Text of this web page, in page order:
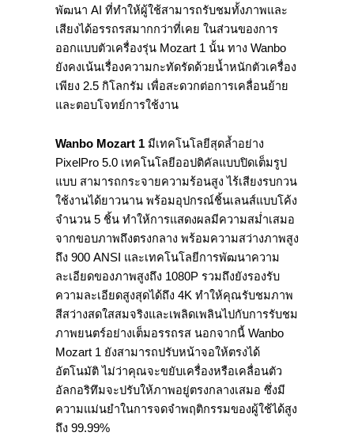
พัฒนา AI ที่ทำให้ผู้ใช้สามารถรับชมทั้งภาพและ
เสียงได้อรรถรสมากกว่าที่เคย ในส่วนของการ
ออกแบบตัวเครื่องรุ่น Mozart 1 นั้น ทาง Wanbo
ยังคงเน้นเรื่องความกะทัดรัดด้วยน้ำหนักตัวเครื่อง
เพียง 2.5 กิโลกรัม เพื่อสะดวกต่อการเคลื่อนย้าย
และตอบโจทย์การใช้งาน
Wanbo Mozart 1 มีเทคโนโลยีสุดล้ำอย่าง
PixelPro 5.0 เทคโนโลยีออปติคัลแบบปิดเต็มรูป
แบบ สามารถกระจายความร้อนสูง ไร้เสียงรบกวน
ใช้งานได้ยาวนาน พร้อมอุปกรณ์ชิ้นเลนส์แบบโค้ง
จำนวน 5 ชิ้น ทำให้การแสดงผลมีความสม่ำเสมอ
จากขอบภาพถึงตรงกลาง พร้อมความสว่างภาพสูง
ถึง 900 ANSI และเทคโนโลยีการพัฒนาความ
ละเอียดของภาพสูงถึง 1080P รวมถึงยังรองรับ
ความละเอียดสูงสุดได้ถึง 4K ทำให้คุณรับชมภาพ
สีสว่างสดใสสมจริงและเพลิดเพลินไปกับการรับชม
ภาพยนตร์อย่างเต็มอรรถรส นอกจากนี้ Wanbo
Mozart 1 ยังสามารถปรับหน้าจอให้ตรงได้
อัตโนมัติ ไม่ว่าคุณจะขยับเครื่องหรือเคลื่อนตัว
อัลกอริทึมจะปรับให้ภาพอยู่ตรงกลางเสมอ ซึ่งมี
ความแม่นยำในการจดจำพฤติกรรมของผู้ใช้ได้สูง
ถึง 99.99%